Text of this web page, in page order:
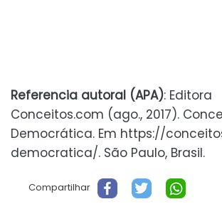
Referencia autoral (APA): Editora
Conceitos.com (ago., 2017).
Democrática. Em https://
democratica/. São Paulo, Brasil.
Compartilhar